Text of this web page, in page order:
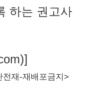
하는 권고사
)]
전재-재배포금지>